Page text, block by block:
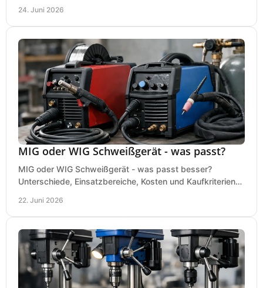
24. Juni 2026
MIG oder WIG Schweißgerät - was passt?
MIG oder WIG Schweißgerät - was passt besser?
Unterschiede, Einsatzbereiche, Kosten und Kaufkriterien
22. Juni 2026